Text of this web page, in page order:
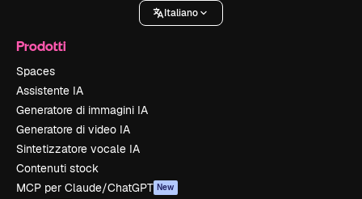
Italiano
Prodotti
Spaces
Assistente IA
Generatore di immagini IA
Generatore di video IA
Sintetizzatore vocale IA
Contenuti stock
MCP per Claude/ChatGPT New